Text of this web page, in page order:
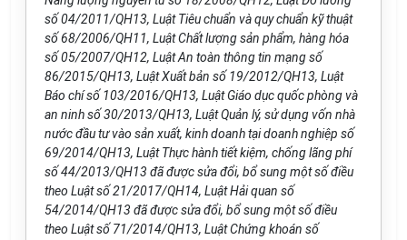
số 04/2011/QH13, Luật Tiêu chuẩn và quy chuẩn kỹ thuật
số 68/2006/QH11, Luật Chất lượng sản phẩm, hàng hóa
số 05/2007/QH12, Luật An toàn thông tin mạng số
86/2015/QH13, Luật Xuất bản số 19/2012/QH13, Luật
Báo chísố 103/2016/QH13, Luật Giáo dục quốc phòng và
an ninh số 30/2013/QH13, Luật Quản lý, sử dụng vốn nhà
nước đầu tư vào sản xuất, kinh doanh tại doanh nghiệp số
69/2014/QH13, Luật Thực hành tiết kiệm, chống lãng phí
số 44/2013/QH13 đã được sửa đổi, bổ sung một số điều
theo Luật số 21/2017/QH14, Luật Hải quan số
54/2014/QH13 đã được sửa đổi, bổ sung một số điều
theo Luật số 71/2014/QH13, Luật Chứng khoán số